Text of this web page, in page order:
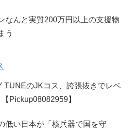
なんと実質200万円以上の支援物
う
TUNEのJKコス、誇張抜きでレベ
Pickup08082959】
低い日本が「核兵器で国を守